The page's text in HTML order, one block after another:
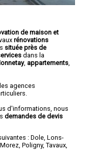
de maison et
rénovations
située près de
dans la
, appartements
agences
d'informations, nous
demandes de devis
: Dole, Lons-
Morez, Poligny, Tavaux,